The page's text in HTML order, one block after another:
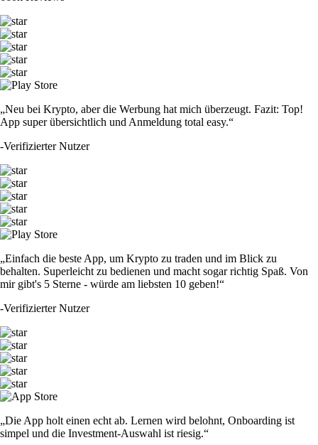
„Neu bei Krypto, aber die Werbung hat mich überzeugt. Fazit: Top!
App super übersichtlich und Anmeldung total easy.“
-Verifizierter Nutzer
„Einfach die beste App, um Krypto zu traden und im Blick zu
behalten. Superleicht zu bedienen und macht sogar richtig Spaß. Von
mir gibt's 5 Sterne - würde am liebsten 10 geben!“
-Verifizierter Nutzer
„Die App holt einen echt ab. Lernen wird belohnt, Onboarding ist
simpel und die Investment-Auswahl ist riesig.“